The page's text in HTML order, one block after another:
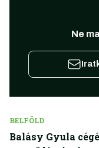
Ne
BELFÖLD
Balásy Gyula